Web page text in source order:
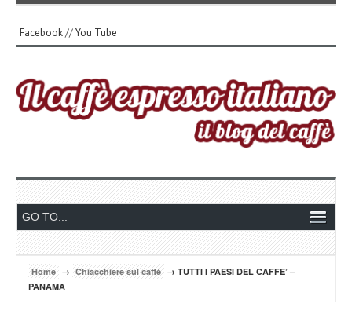
Facebook//You Tube
Home → Chiacchiere sul caffè → TUTTI I PAESI DEL CAFFE’ –
PANAMA